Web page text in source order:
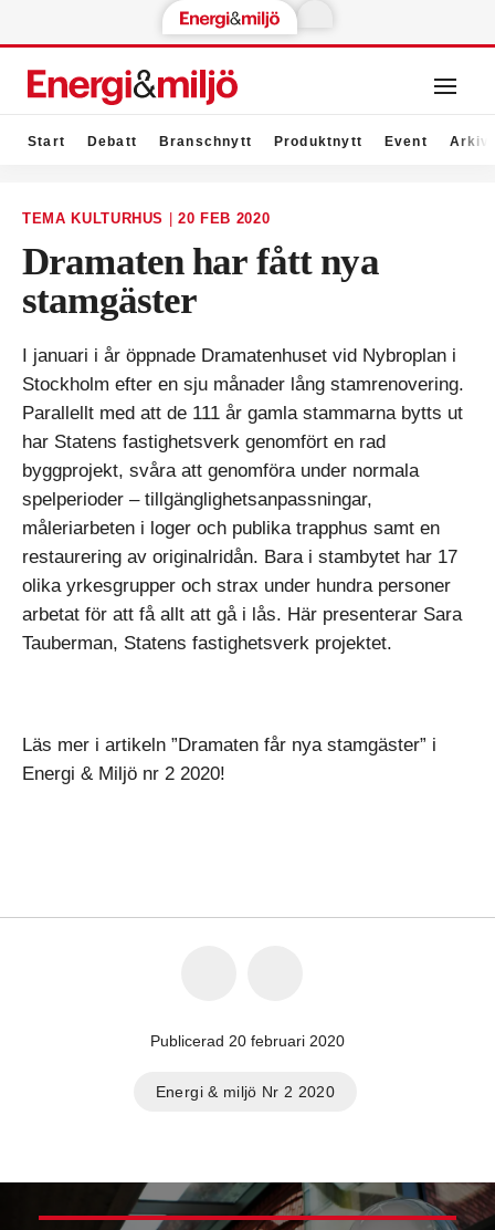
Start Debatt Branschnytt Produktnytt Event Arkiv
TEMA KULTURHUS 20 FEB 2020
Dramaten har fått nya
stamgäster
I januari i år öppnade Dramatenhuset vid Nybroplan i
Stockholm efter en sju månader lång stamrenovering.
Parallellt med att de 111 år gamla stammarna bytts ut
har Statens fastighetsverk genomfört en rad
byggprojekt, svåra att genomföra under normala
spelperioder – tillgänglighetsanpassningar,
måleriarbeten i loger och publika trapphus samt en
restaurering av originalridån. Bara i stambytet har 17
olika yrkesgrupper och strax under hundra personer
arbetat för att få allt att gå i lås. Här presenterar Sara
Tauberman, Statens fastighetsverk projektet.
Läs mer i artikeln ”Dramaten får nya stamgäster” i
Energi & Miljö nr 2 2020!
Publicerad 20 februari 2020
Energi & miljö Nr 2 2020